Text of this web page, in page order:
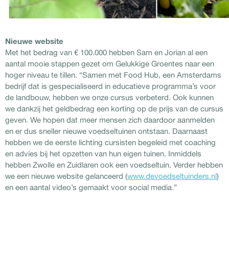
Nieuwe website
Met het bedrag van € 100.000 hebben Sam en Jorian al een
aantal mooie stappen gezet om Gelukkige Groentes naar een
hoger niveau te tillen. “Samen met Food Hub, een Amsterdams
bedrijf dat is gespecialiseerd in educatieve programma’s voor
de landbouw, hebben we onze cursus verbeterd. Ook kunnen
we dankzij het geldbedrag een korting op de prijs van de cursus
geven. We hopen dat meer mensen zich daardoor aanmelden
en er dus sneller nieuwe voedseltuinen ontstaan. Daarnaast
hebben we de eerste lichting cursisten begeleid met coaching
en advies bij het opzetten van hun eigen tuinen. Inmiddels
hebben Zwolle en Zuidlaren ook een voedseltuin. Verder hebben
we een nieuwe website gelanceerd (www.devoedseltuinders.nl)
en een aantal video’s gemaakt voor social media.”